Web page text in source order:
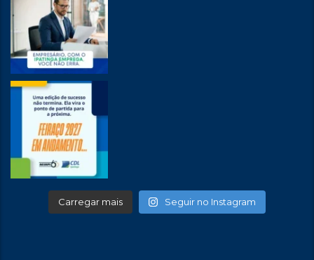
Carregar mais Seguir no Instagram